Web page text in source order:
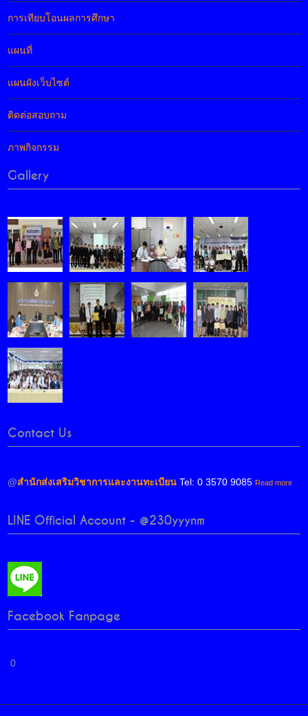
การเทียบโอนผลการศึกษา
แผนที่
แผนผังเว็บไซต์
ติดต่อสอบถาม
ภาพกิจกรรม
Gallery
Contact Us
@สำนักส่งเสริมวิชาการและงานทะเบียน Tel: 0 3570 9085 Read more
LINE Official Account - @230yyynm
Facebook Fanpage
0